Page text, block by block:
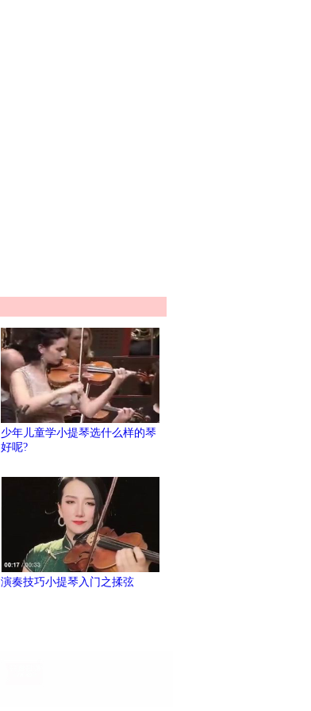
少年儿童学小提琴选什么样的琴
好呢?
演奏技巧小提琴入门之揉弦